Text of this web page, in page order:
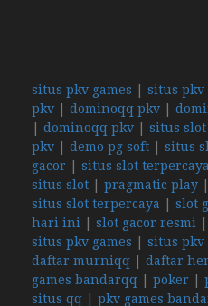
situs pkv games situs pkv
pkv
dominoqq pkv
dominoqq pkv situs slot
pkv
demo pg soft situs
gacor
situs slot terpercaya
situs slot
pragmatic play
situs slot terpercaya
slot
hari ini
slot gacor resmi
situs pkv games
situs pkv
daftar murniqq
daftar
games bandarqq
poker
situs qq
pkv games